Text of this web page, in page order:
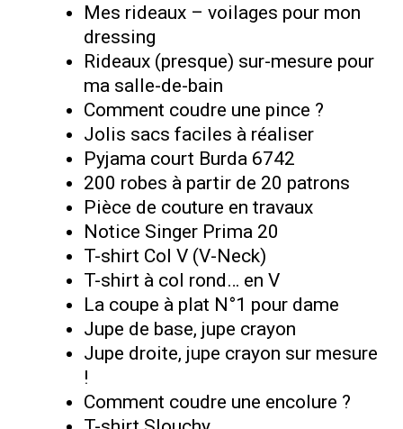
Mes rideaux – voilages pour mon
dressing
Rideaux (presque) sur-mesure pour
ma salle-de-bain
Comment coudre une pince ?
Jolis sacs faciles à réaliser
Pyjama court Burda 6742
200 robes à partir de 20 patrons
Pièce de couture en travaux
Notice Singer Prima 20
T-shirt Col V (V-Neck)
T-shirt à col rond… en V
La coupe à plat N°1 pour dame
Jupe de base, jupe crayon
Jupe droite, jupe crayon sur mesure
!
Comment coudre une encolure ?